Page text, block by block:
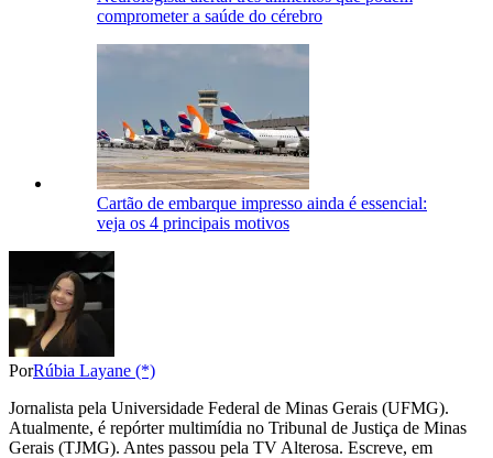
comprometer a saúde do cérebro
Cartão de embarque impresso ainda é essencial:
veja os 4 principais motivos
PorRúbia Layane (*)
Jornalista pela Universidade Federal de Minas Gerais (UFMG).
Atualmente, é repórter multimídia no Tribunal de Justiça de Minas
Gerais (TJMG). Antes passou pela TV Alterosa. Escreve, em